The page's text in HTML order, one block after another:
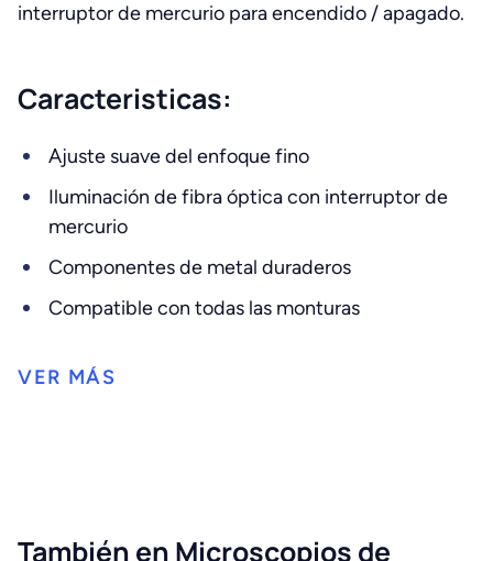
interruptor de mercurio para encendido / apagado.
Caracteristicas:
Ajuste suave del enfoque fino
Iluminación de fibra óptica con interruptor de
mercurio
Componentes de metal duraderos
Compatible con todas las monturas
También en Microscopios de